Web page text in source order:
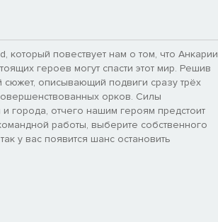
повествует нам о том, что Анкарии
героев могут спасти этот мир. Решив
описывающий подвиги сразу трёх
орков. Силы
города, отчего нашим героям предстоит
работы, выберите собственного
у вас появится шанс остановить